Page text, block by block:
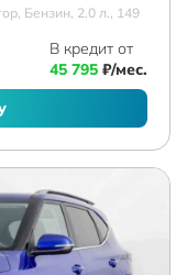
Бензин, 2.0 л., 149
В кредит от
45 795 ₽/мес.